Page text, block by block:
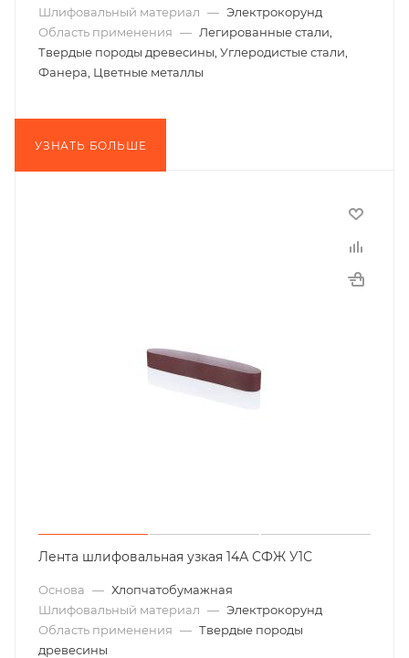
Шлифовальный материал — Электрокорунд
Область применения — Легированные стали,
Твердые породы древесины, Углеродистые стали,
Фанера, Цветные металлы
УЗНАТЬ БОЛЬШЕ
Лента шлифовальная узкая 14А СФЖ У1С
Основа — Хлопчатобумажная
Шлифовальный материал — Электрокорунд
Область применения — Твердые породы
древесины